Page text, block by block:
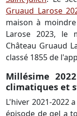
Gruaud Larose
maison à
Larose 2023, le
Château Gruaud
classé 1855 de
Millésime
climatiques et
L'hiver 2021-2022
épisode de gel a